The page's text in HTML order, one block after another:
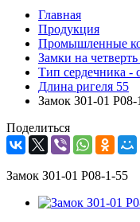
Главная
Продукция
Промышленные
Замки на четверть
Тип сердечника -
Длина ригеля 55
Замок З01-01 Р08-
Поделиться
Замок З01-01 Р08-1-55